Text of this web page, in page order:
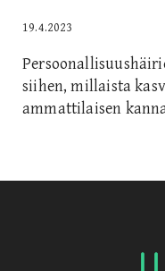
19.4.2023
siihen, millaista
ammattilaisen